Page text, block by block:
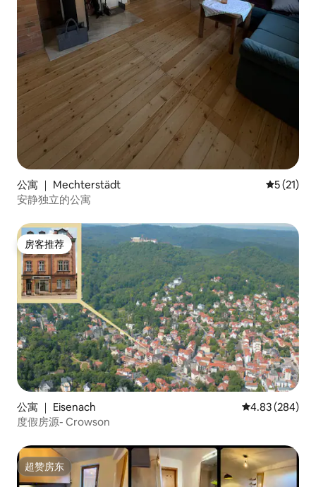
公寓 ｜ Mechterstädt 平均评分
5 (21)
安静独立的公寓
房客推荐
房客推荐
公寓 ｜ Eisenach 平均评分 4.83
4.83 (284)
度假房源- Crowson
超赞房东
超赞房东